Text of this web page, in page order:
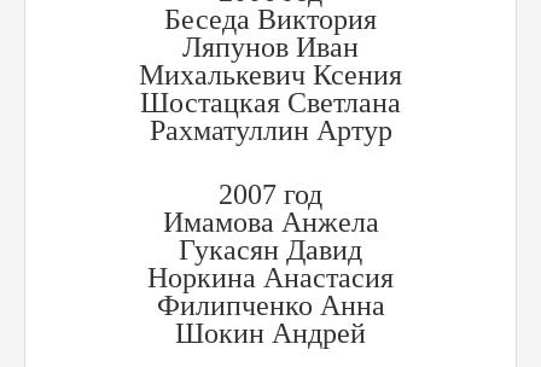
Беседа Виктория
Ляпунов Иван
Михалькевич Ксения
Шостацкая Светлана
Рахматуллин Артур
2007 год
Имамова Анжела
Гукасян Давид
Норкина Анастасия
Филипченко Анна
Шокин Андрей